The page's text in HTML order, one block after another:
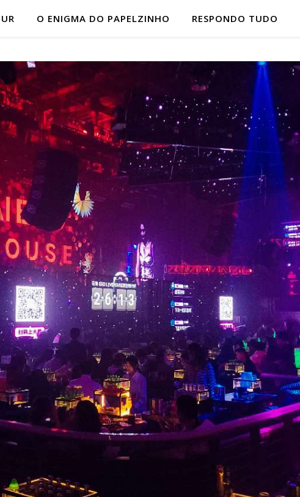
O ENIGMA DO PAPELZINHO RESPONDO TUDO